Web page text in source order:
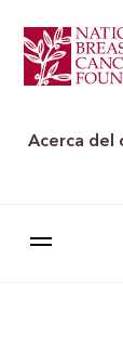
Acerca del